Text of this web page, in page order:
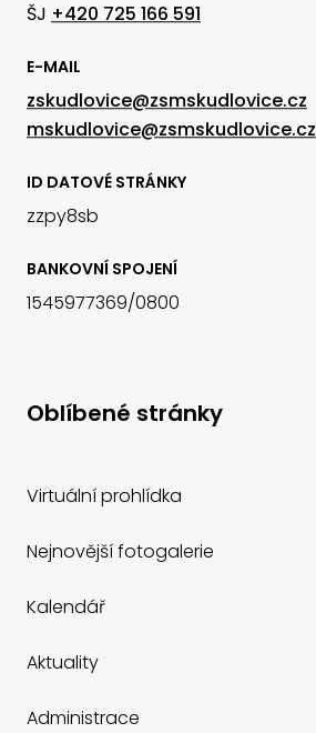
ŠJ +420 725 166 591
E-MAIL
zskudlovice@zsmskudlovice.cz
mskudlovice@zsmskudlovice.cz
ID DATOVÉ STRÁNKY
zzpy8sb
BANKOVNÍ SPOJENÍ
1545977369/0800
Oblíbené stránky
Virtuální prohlídka
Nejnovější fotogalerie
Kalendář
Aktuality
Administrace